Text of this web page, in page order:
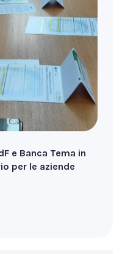
e Banca Tema in
per le aziende